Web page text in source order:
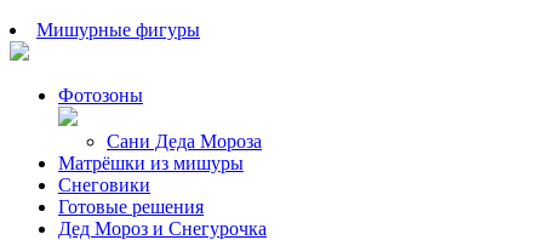
Мишурные фигуры
Фотозоны
Сани Деда Мороза
Матрёшки из мишуры
Снеговики
Готовые решения
Дед Мороз и Снегурочка